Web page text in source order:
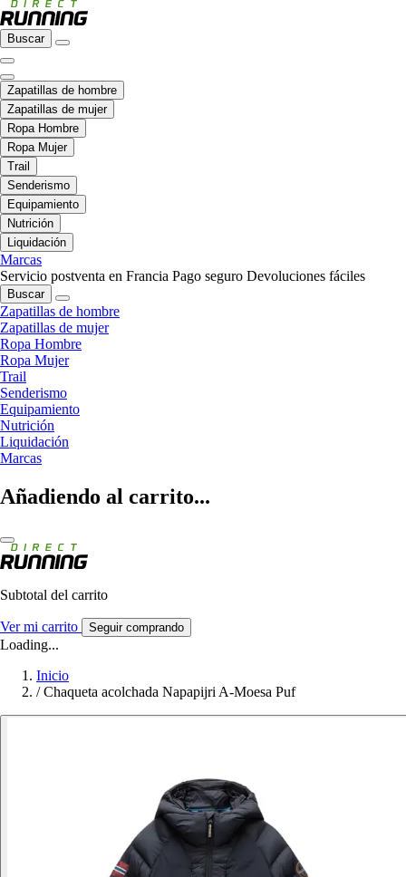
Buscar
Zapatillas de hombre
Zapatillas de mujer
Ropa Hombre
Ropa Mujer
Trail
Senderismo
Equipamiento
Nutrición
Liquidación
Marcas
Servicio postventa en Francia Pago seguro Devoluciones fáciles
Buscar
Zapatillas de hombre
Zapatillas de mujer
Ropa Hombre
Ropa Mujer
Trail
Senderismo
Equipamiento
Nutrición
Liquidación
Marcas
Añadiendo al carrito...
Subtotal del carrito
Ver mi carrito Seguir comprando
Loading...
Inicio
/ Chaqueta acolchada Napapijri A-Moesa Puf